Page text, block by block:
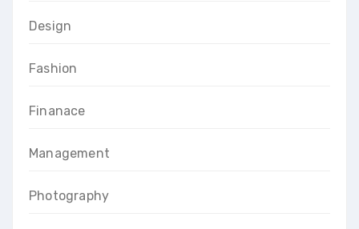
Design
Fashion
Finanace
Management
Photography